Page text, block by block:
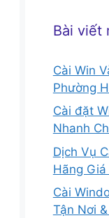
Bài viết
Cài Win
Phường
Cài đặt
Nhanh
Dịch Vụ
Hãng Giá
Cài
Tận Nơi